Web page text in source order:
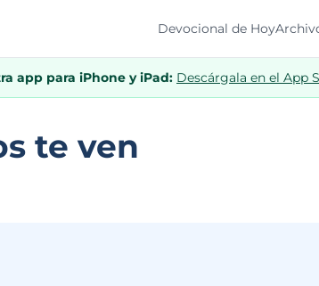
Devocional de Hoy
app para iPhone y iPad: Descárgala en el App
te ven